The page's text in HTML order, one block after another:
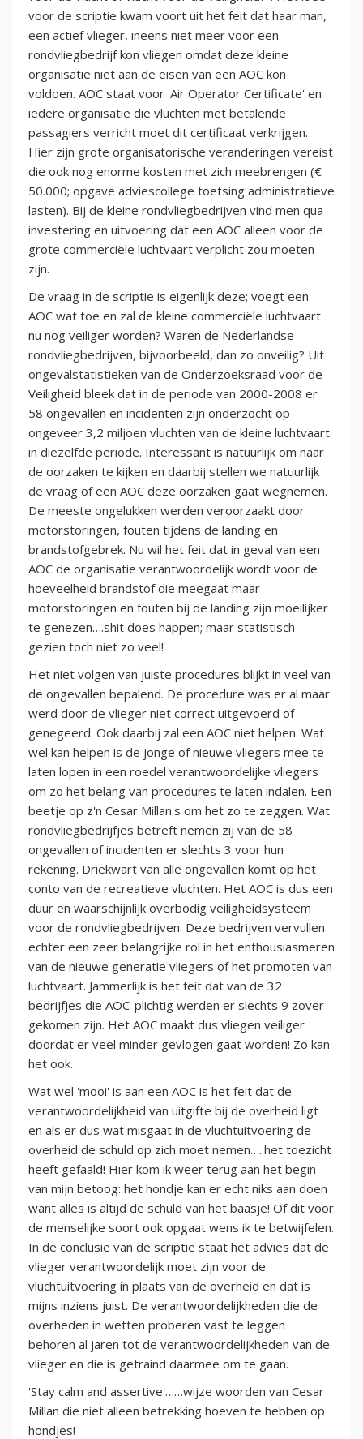
voor de scriptie kwam voort uit het feit dat haar man,
een actief vlieger, ineens niet meer voor een
rondvliegbedrijf kon vliegen omdat deze kleine
organisatie niet aan de eisen van een AOC kon
voldoen. AOC staat voor 'Air Operator Certificate' en
iedere organisatie die vluchten met betalende
passagiers verricht moet dit certificaat verkrijgen.
Hier zijn grote organisatorische veranderingen vereist
die ook nog enorme kosten met zich meebrengen (€
50.000; opgave adviescollege toetsing administratieve
lasten). Bij de kleine rondvliegbedrijven vind men qua
investering en uitvoering dat een AOC alleen voor de
grote commerciële luchtvaart verplicht zou moeten
zijn.
De vraag in de scriptie is eigenlijk deze; voegt een
AOC wat toe en zal de kleine commerciële luchtvaart
nu nog veiliger worden? Waren de Nederlandse
rondvliegbedrijven, bijvoorbeeld, dan zo onveilig? Uit
ongevalstatistieken van de Onderzoeksraad voor de
Veiligheid bleek dat in de periode van 2000-2008 er
58 ongevallen en incidenten zijn onderzocht op
ongeveer 3,2 miljoen vluchten van de kleine luchtvaart
in diezelfde periode. Interessant is natuurlijk om naar
de oorzaken te kijken en daarbij stellen we natuurlijk
de vraag of een AOC deze oorzaken gaat wegnemen.
De meeste ongelukken werden veroorzaakt door
motorstoringen, fouten tijdens de landing en
brandstofgebrek. Nu wil het feit dat in geval van een
AOC de organisatie verantwoordelijk wordt voor de
hoeveelheid brandstof die meegaat maar
motorstoringen en fouten bij de landing zijn moeilijker
te genezen….shit does happen; maar statistisch
gezien toch niet zo veel!
Het niet volgen van juiste procedures blijkt in veel van
de ongevallen bepalend. De procedure was er al maar
werd door de vlieger niet correct uitgevoerd of
genegeerd. Ook daarbij zal een AOC niet helpen. Wat
wel kan helpen is de jonge of nieuwe vliegers mee te
laten lopen in een roedel verantwoordelijke vliegers
om zo het belang van procedures te laten indalen. Een
beetje op z'n Cesar Millan's om het zo te zeggen. Wat
rondvliegbedrijfjes betreft nemen zij van de 58
ongevallen of incidenten er slechts 3 voor hun
rekening. Driekwart van alle ongevallen komt op het
conto van de recreatieve vluchten. Het AOC is dus een
duur en waarschijnlijk overbodig veiligheidsysteem
voor de rondvliegbedrijven. Deze bedrijven vervullen
echter een zeer belangrijke rol in het enthousiasmeren
van de nieuwe generatie vliegers of het promoten van
luchtvaart. Jammerlijk is het feit dat van de 32
bedrijfjes die AOC-plichtig werden er slechts 9 zover
gekomen zijn. Het AOC maakt dus vliegen veiliger
doordat er veel minder gevlogen gaat worden! Zo kan
het ook.
Wat wel 'mooi' is aan een AOC is het feit dat de
verantwoordelijkheid van uitgifte bij de overheid ligt
en als er dus wat misgaat in de vluchtuitvoering de
overheid de schuld op zich moet nemen…..het toezicht
heeft gefaald! Hier kom ik weer terug aan het begin
van mijn betoog: het hondje kan er echt niks aan doen
want alles is altijd de schuld van het baasje! Of dit voor
de menselijke soort ook opgaat wens ik te betwijfelen.
In de conclusie van de scriptie staat het advies dat de
vlieger verantwoordelijk moet zijn voor de
vluchtuitvoering in plaats van de overheid en dat is
mijns inziens juist. De verantwoordelijkheden die de
overheden in wetten proberen vast te leggen
behoren al jaren tot de verantwoordelijkheden van de
vlieger en die is getraind daarmee om te gaan.
'Stay calm and assertive'……wijze woorden van Cesar
Millan die niet alleen betrekking hoeven te hebben op
hondjes!